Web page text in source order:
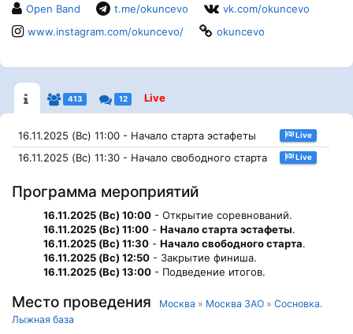
Open Band t.me/okuncevo
vk.com/okuncevo
www.instagram.com/okuncevo/
okuncevo
413 12 Live
16.11.2025 (Вс) 11:00 - Начало старта эстафеты Live
16.11.2025 (Вс) 11:30 - Начало свободного старта Live
Программа мероприятий
16.11.2025 (Вс) 10:00 - Открытие соревнований.
16.11.2025 (Вс) 11:00 - Начало старта эстафеты.
16.11.2025 (Вс) 11:30 - Начало свободного старта.
16.11.2025 (Вс) 12:50 - Закрытие финиша.
16.11.2025 (Вс) 13:00 - Подведение итогов.
Место проведения Москва » Москва ЗАО » Сосновка.
Лыжная база